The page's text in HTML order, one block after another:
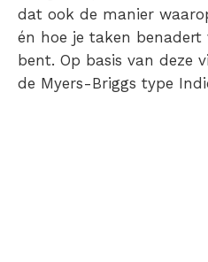
dat ook de manier
én hoe je taken benadert
bent. Op basis van deze
de Myers-Briggs type